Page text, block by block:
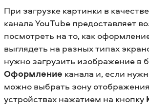
При загрузке картинки в
канала YouTube предоставляет
посмотреть на то, как
выглядеть на разных типах
нужно загрузить изображение в
Оформление канала и, если
можно выбрать зону
устройствах нажатием на кнопку